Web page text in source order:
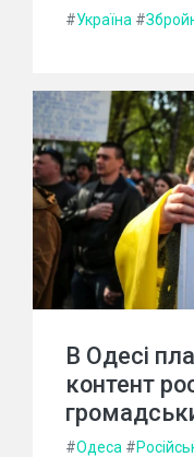
#Україна #
В Одесі
контент
#Одеса #